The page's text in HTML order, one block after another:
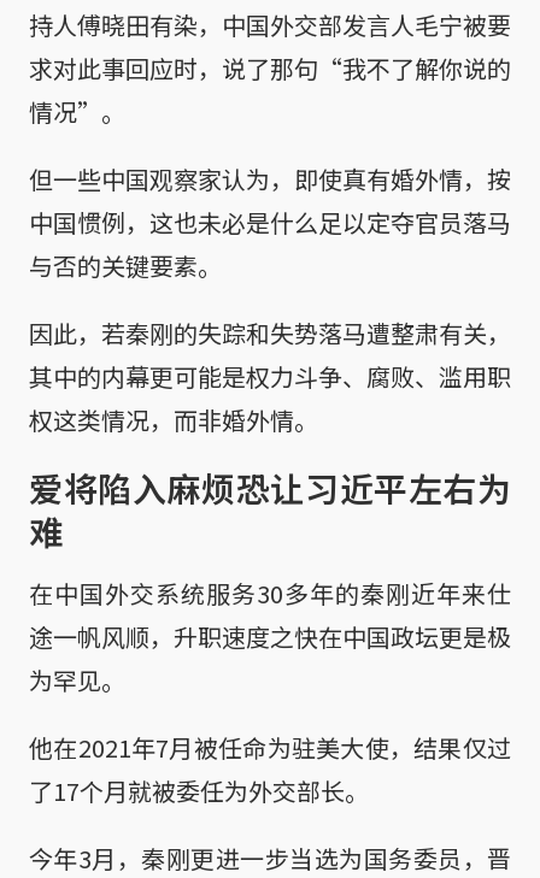
持人傅晓田有染，中国外交部发言人毛宁被要
求对此事回应时，说了那句“我不了解你说的
情况”。
但一些中国观察家认为，即使真有婚外情，按
中国惯例，这也未必是什么足以定夺官员落马
与否的关键要素。
因此，若秦刚的失踪和失势落马遭整肃有关，
其中的内幕更可能是权力斗争、腐败、滥用职
权这类情况，而非婚外情。
爱将陷入麻烦恐让习近平左右为
难
在中国外交系统服务30多年的秦刚近年来仕
途一帆风顺，升职速度之快在中国政坛更是极
为罕见。
他在2021年7月被任命为驻美大使，结果仅过
了17个月就被委任为外交部长。
今年3月，秦刚更进一步当选为国务委员，晋